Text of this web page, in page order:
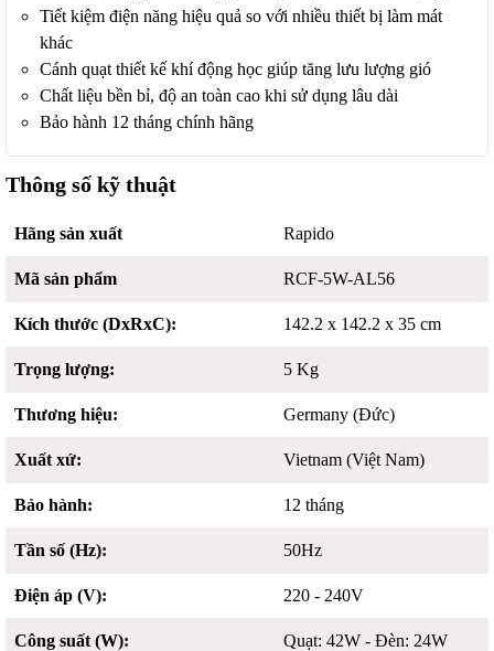
Tiết kiệm điện năng hiệu quả so với nhiều thiết bị làm mát
khác
Cánh quạt thiết kế khí động học giúp tăng lưu lượng gió
Chất liệu bền bỉ, độ an toàn cao khi sử dụng lâu dài
Bảo hành 12 tháng chính hãng
Thông số kỹ thuật
Hãng sản xuất Rapido
Mã sản phẩm RCF-5W-AL56
Kích thước (DxRxC): 142.2 x 142.2 x 35 cm
Trọng lượng: 5 Kg
Thương hiệu: Germany (Đức)
Xuất xứ: Vietnam (Việt Nam)
Bảo hành: 12 tháng
Tần số (Hz): 50Hz
Điện áp (V): 220 - 240V
Công suất (W): Quạt: 42W - Đèn: 24W